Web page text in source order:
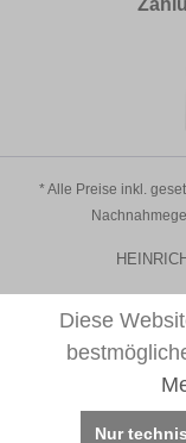
* Alle Preise inkl.
Diese
Nur